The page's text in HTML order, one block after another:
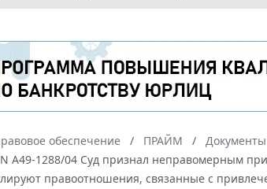
обеспечение ПРАЙМ
N А49-1288/04 Суд признал неправомерным
правоотношения, связанные с